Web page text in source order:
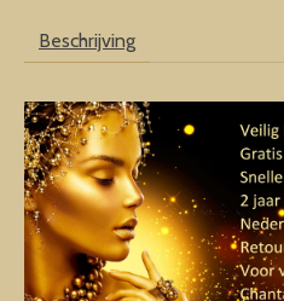
Beschrijving